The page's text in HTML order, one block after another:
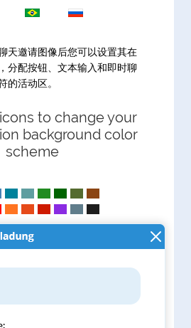
天邀请图像后您可以设置其在
分配按钮、文本输入和即时聊
的活动区。
to change your
background color
scheme